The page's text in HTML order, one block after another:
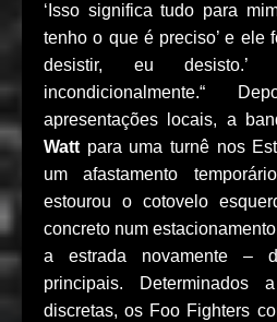
‘Isso significa tudo para
tenho o que é preciso’ e ele
desistir, eu
incondicionalmente.“
apresentações locais, a
Watt para uma turnê nos
um afastamento
estourou o cotovelo
concreto num
a estrada novamente –
principais. Determinados
discretas, os Foo Fighters